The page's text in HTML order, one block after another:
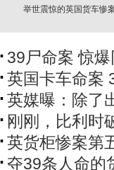
举世震惊的英国货车惨
39尸命案 惊
英国卡车命案
英媒曝：除了
刚刚，比利时
英货柜惨案第
夺39条人命的